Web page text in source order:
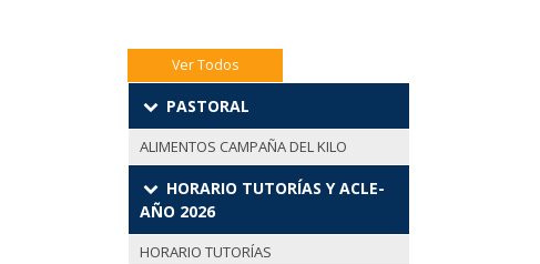
Ver Todos
PASTORAL
ALIMENTOS CAMPAÑA DEL KILO
HORARIO TUTORÍAS Y ACLE-
AÑO 2026
HORARIO TUTORÍAS